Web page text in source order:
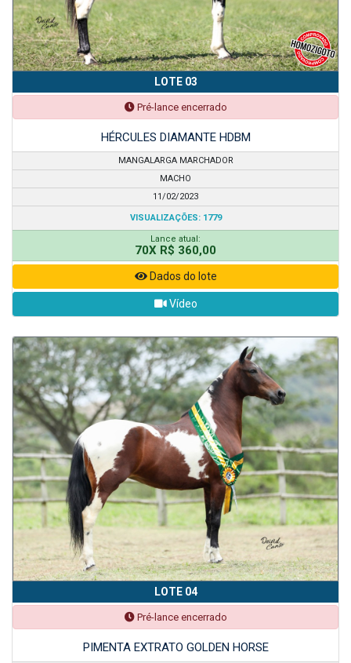
LOTE 03
Pré-lance encerrado
HÉRCULES DIAMANTE HDBM
MANGALARGA MARCHADOR
MACHO
11/02/2023
VISUALIZAÇÕES: 1779
Lance atual:
70X R$ 360,00
Dados do lote
Vídeo
LOTE 04
Pré-lance encerrado
PIMENTA EXTRATO GOLDEN HORSE